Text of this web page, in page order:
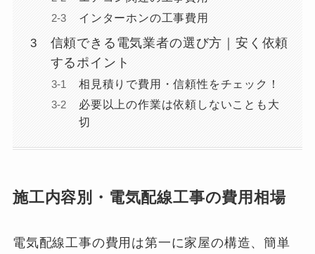
インターホンの工事費用
信頼できる電気業者の選び方｜安く依頼
するポイント
相見積りで費用・信頼性をチェック！
必要以上の作業は依頼しないことも大
切
施工内容別・電気配線工事の費用相場
電気配線工事の費用は第一に家屋の構造、簡単